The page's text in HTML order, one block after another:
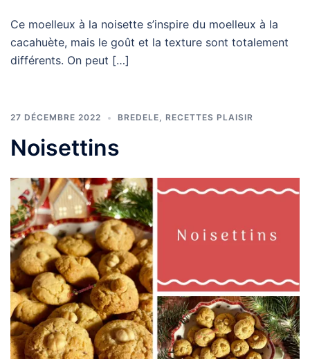
Ce moelleux à la noisette s’inspire du moelleux à la
cacahuète, mais le goût et la texture sont totalement
différents. On peut […]
27 DÉCEMBRE 2022 BREDELE, RECETTES PLAISIR
Noisettins